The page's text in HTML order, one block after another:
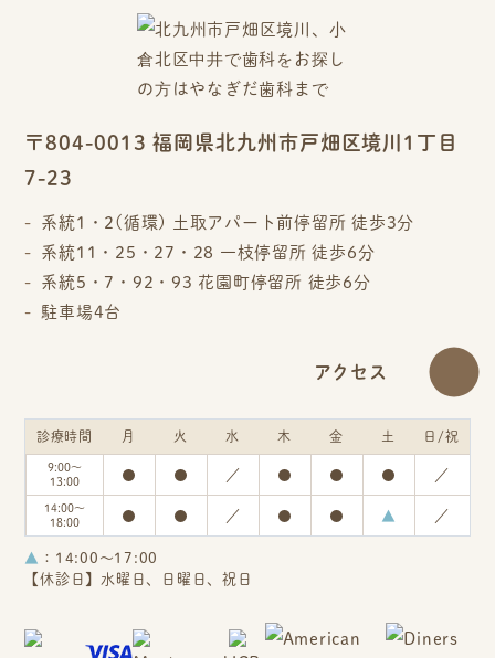
〒804-0013 福岡県北九州市戸畑区境川1丁目
7-23
系統1・2(循環) 土取アパート前停留所 徒歩3分
系統11・25・27・28 一枝停留所 徒歩6分
系統5・7・92・93 花園町停留所 徒歩6分
駐車場4台
アクセス
診療時間 月 火 水 木 金 土 日/祝
9:00～
13:00
● ● ／ ● ● ● ／
14:00～
18:00
● ● ／ ● ● ▲ ／
▲ ：14:00～17:00
【休診日】水曜日、日曜日、祝日